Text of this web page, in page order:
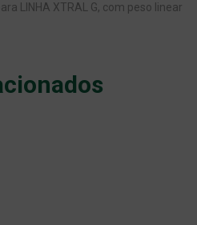
LINHA XTRAL G, com peso linear